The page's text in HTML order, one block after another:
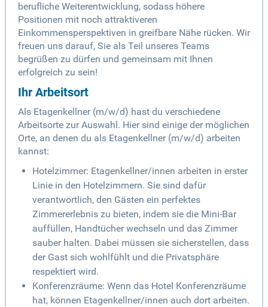
berufliche Weiterentwicklung, sodass höhere
Positionen mit noch attraktiveren
Einkommensperspektiven in greifbare Nähe rücken. Wir
freuen uns darauf, Sie als Teil unseres Teams
begrüßen zu dürfen und gemeinsam mit Ihnen
erfolgreich zu sein!
Ihr Arbeitsort
Als Etagenkellner (m/w/d) hast du verschiedene
Arbeitsorte zur Auswahl. Hier sind einige der möglichen
Orte, an denen du als Etagenkellner (m/w/d) arbeiten
kannst:
Hotelzimmer: Etagenkellner/innen arbeiten in erster
Linie in den Hotelzimmern. Sie sind dafür
verantwortlich, den Gästen ein perfektes
Zimmererlebnis zu bieten, indem sie die Mini-Bar
auffüllen, Handtücher wechseln und das Zimmer
sauber halten. Dabei müssen sie sicherstellen, dass
der Gast sich wohlfühlt und die Privatsphäre
respektiert wird.
Konferenzräume: Wenn das Hotel Konferenzräume
hat, können Etagenkellner/innen auch dort arbeiten.